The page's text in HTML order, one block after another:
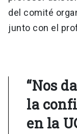
del comité
junto con el
“Nos
la
en la